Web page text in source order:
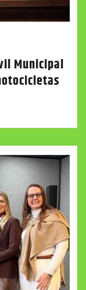
Municipal